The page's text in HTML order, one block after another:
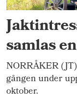
samlas
NORRÅKER
gången under
oktober.